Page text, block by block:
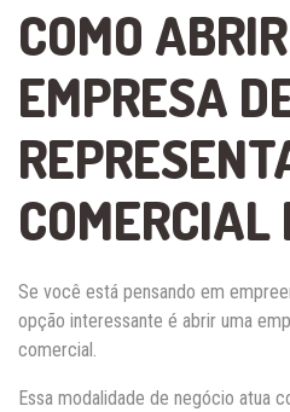
COMO
EMPRESA
Se você está pensando em
opção interessante é abrir uma
comercial.
Essa modalidade de negócio atua